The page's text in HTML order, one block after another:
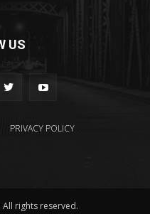
US
PRIVACY POLICY
All rights reserved.